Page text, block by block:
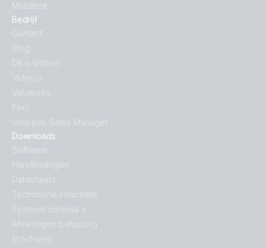
Downloads
Software
Handleidingen
Datasheets
Technische informatie
Systeem schema's
Afmetingen behuizing
Brochures
Mobiliteit
Bedrijf
Contact
Blog
Dit is Victron
Video's
Vacatures
Pers
Vind een Sales Manager